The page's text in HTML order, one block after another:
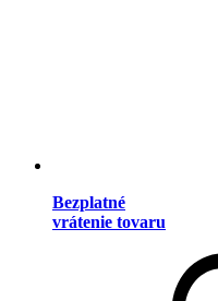
Bezplatné
vrátenie tovaru